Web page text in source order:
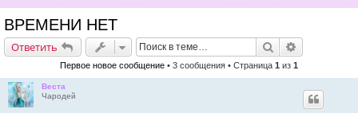
ВРЕМЕНИ НЕТ
Ответить Поиск
Первое новое сообщение • 3 сообщения • Страница 1 из 1
Веста
Чародей